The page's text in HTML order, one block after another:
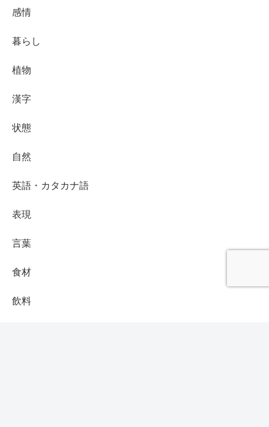
感情
暮らし
植物
漢字
状態
自然
英語・カタカナ語
表現
言葉
食材
飲料